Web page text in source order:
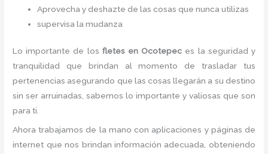
Aprovecha y deshazte de las cosas que nunca utilizas
supervisa la mudanza
Lo importante de los fletes en Ocotepec es la seguridad y
tranquilidad que brindan al momento de trasladar tus
pertenencias asegurando que las cosas llegarán a su destino
sin ser arruinadas, sabemos lo importante y valiosas que son
para ti.
Ahora trabajamos de la mano con aplicaciones y páginas de
internet que nos brindan información adecuada, obteniendo